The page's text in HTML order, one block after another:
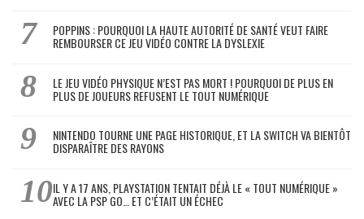
POPPINS : POURQUOI LA HAUTE AUTORITÉ DE SANTÉ VEUT FAIRE
REMBOURSER CE JEU VIDÉO CONTRE LA DYSLEXIE
LE JEU VIDÉO PHYSIQUE N’EST PAS MORT ! POURQUOI DE PLUS EN
PLUS DE JOUEURS REFUSENT LE TOUT NUMÉRIQUE
NINTENDO TOURNE UNE PAGE HISTORIQUE, ET LA SWITCH VA BIENTÔT
DISPARAÎTRE DES RAYONS
IL Y A 17 ANS, PLAYSTATION TENTAIT DÉJÀ LE « TOUT NUMÉRIQUE »
AVEC LA PSP GO… ET C’ÉTAIT UN ÉCHEC